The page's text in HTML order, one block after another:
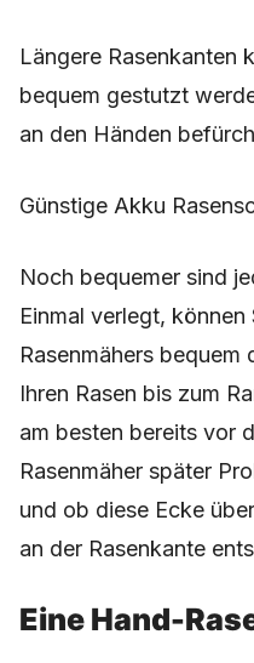
Längere Rasenkanten
bequem gestutzt
an den Händen
Günstige Akku
Noch bequemer sind
Einmal verlegt,
Rasenmähers
Ihren Rasen bis zum
am besten bereits vor
Rasenmäher später
und ob diese Ecke
an der Rasenkante
Eine Hand-